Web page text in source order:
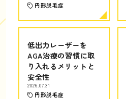
円形脱毛症
低出力レーザーを
AGA治療の習慣に取
り入れるメリットと
安全性
2026.07.31
円形脱毛症